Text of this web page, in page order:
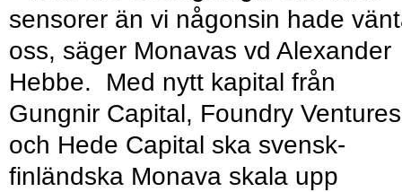
sensorer än vi någonsin hade
oss, säger Monavas vd Alexander
Hebbe. Med nytt kapital från
Gungnir Capital, Foundry Ventures
och Hede Capital ska svensk-
finländska Monava skala upp